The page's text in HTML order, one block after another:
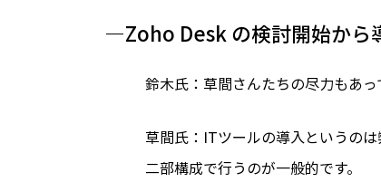
―Zoho Desk の検討開始から
鈴木氏：草間さんたちの尽力もあ
草間氏：ITツールの導入というの
二部構成で行うのが一般的です。